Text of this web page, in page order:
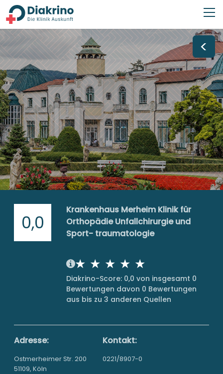
<
0,0
Krankenhaus Merheim Klinik für
Orthopädie Unfallchirurgie und
Sport- traumatologie
Diakrino-Score: 0,0 von insgesamt 0
Bewertungen davon 0 Bewertungen
aus bis zu 3 anderen Quellen
Adresse:
Ostmerheimer Str. 200
51109, Köln
Kontakt:
0221/8907-0